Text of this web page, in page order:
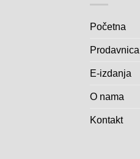
Početna
Prodavnica
E-izdanja
O nama
Kontakt